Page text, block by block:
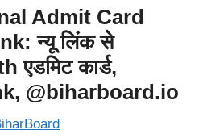
Admit Card
न्यू लिंक से
एडमिट कार्ड,
@biharboard.io